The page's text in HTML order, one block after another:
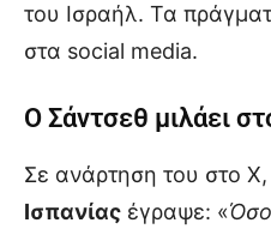
του Ισραήλ. Τα
στα social media.
Ο Σάντσεθ μιλάει
Σε ανάρτηση του στο
Ισπανίας έγραψε: «